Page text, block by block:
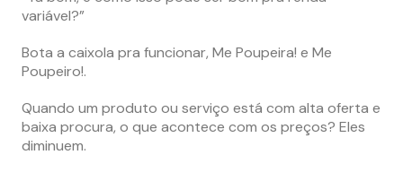
variável?”
Bota a caixola pra funcionar, Me Poupeira! e Me
Poupeiro!.
Quando um produto ou serviço está com alta oferta e
baixa procura, o que acontece com os preços? Eles
diminuem.